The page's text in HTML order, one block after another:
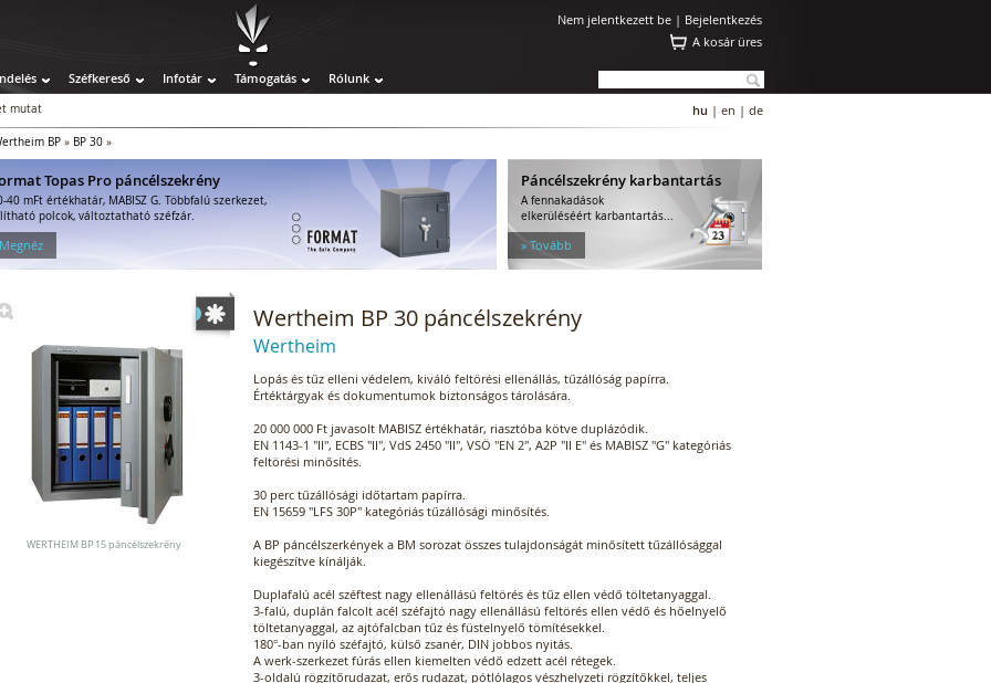
Nem jelentkezett be | Bejelentkezés
A kosár üres
Széfkereső Infotár Támogatás Rólunk
mutat hu | en | de
BP » BP 30 »
Topas Pro páncélszekrény
40 mFt értékhatár, MABISZ G. Többfalú szerkezet,
polcok, változtatható széfzár.
Páncélszekrény karbantartás
A fennakadások
elkerüléséért karbantartás...
» Tovább
WERTHEIM BP 15 páncélszekrény
Wertheim BP 30 páncélszekrény
Wertheim
Lopás és tűz elleni védelem, kiváló feltörési ellenállás, tűzállóság papírra.
Értéktárgyak és dokumentumok biztonságos tárolására.
20 000 000 Ft javasolt MABISZ értékhatár, riasztóba kötve duplázódik.
EN 1143-1 "II", ECBS "II", VdS 2450 "II", VSÖ "EN 2", A2P "II E" és MABISZ "G" kategóriás
feltörési minősítés.
30 perc tűzállósági időtartam papírra.
EN 15659 "LFS 30P" kategóriás tűzállósági minősítés.
A BP páncélszerkények a BM sorozat összes tulajdonságát minősített tűzállósággal
kiegészítve kínálják.
Duplafalú acél széftest nagy ellenállású feltörés és tűz ellen védő töltetanyaggal.
3-falú, duplán falcolt acél széfajtó nagy ellenállású feltörés ellen védő és hőelnyelő
töltetanyaggal, az ajtófalcban tűz és füstelnyelő tömítésekkel.
180°-ban nyíló széfajtó, külső zsanér, DIN jobbos nyitás.
A werk-szerkezet fúrás ellen kiemelten védő edzett acél rétegek.
3-oldalú rögzítőrudazat, erős rudazat, pótlólagos vészhelyzeti rögzítőkkel, teljes